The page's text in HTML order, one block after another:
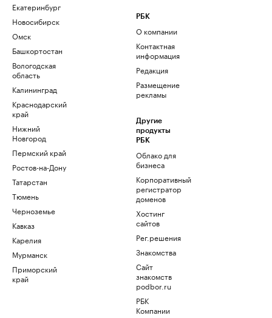
Екатеринбург
Новосибирск
Омск
Башкортостан
Вологодская
область
Калининград
Краснодарский
край
Нижний
Новгород
Пермский край
Ростов-на-Дону
Татарстан
Тюмень
Черноземье
Кавказ
Карелия
Мурманск
Приморский
край
РБК
О компании
Контактная
информация
Редакция
Размещение
рекламы
Другие
продукты
РБК
Облако для
бизнеса
Корпоративный
регистратор
доменов
Хостинг
сайтов
Рег.решения
Знакомства
Сайт
знакомств
podbor.ru
РБК
Компании